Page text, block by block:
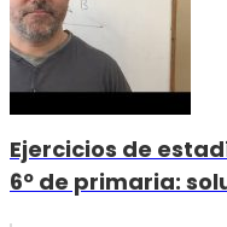
Ejercicios de
6º de primaria: